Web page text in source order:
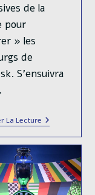
de la
pour
» les
de
S’ensuivra
La LectureUn
An
D’offensive
Quotidienne
Dans
Le
Donbass